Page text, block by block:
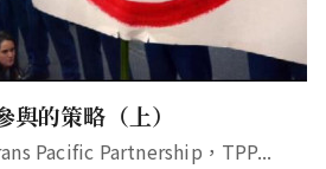
的策略（上）
Pacific Partnership，TPP...